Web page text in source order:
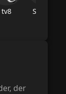
tv8 Star Tv
der